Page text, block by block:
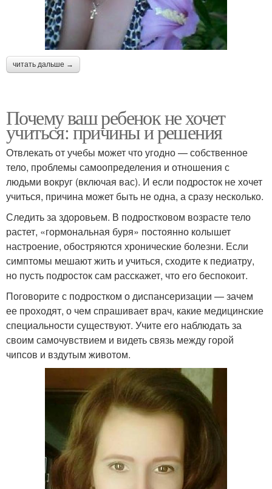
читать дальше →
Почему ваш ребенок не хочет
учиться: причины и решения
Отвлекать от учебы может что угодно — собственное
тело, проблемы самоопределения и отношения с
людьми вокруг (включая вас). И если подросток не хочет
учиться, причина может быть не одна, а сразу несколько.
Следить за здоровьем. В подростковом возрасте тело
растет, «гормональная буря» постоянно колышет
настроение, обостряются хронические болезни. Если
симптомы мешают жить и учиться, сходите к педиатру,
но пусть подросток сам расскажет, что его беспокоит.
Поговорите с подростком о диспансеризации — зачем
ее проходят, о чем спрашивает врач, какие медицинские
специальности существуют. Учите его наблюдать за
своим самочувствием и видеть связь между горой
чипсов и вздутым животом.